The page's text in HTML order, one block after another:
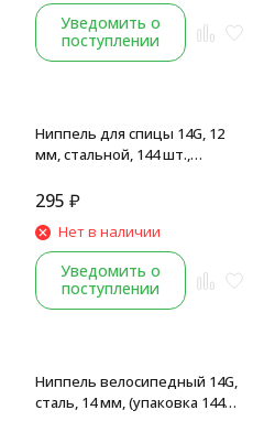
Уведомить о
поступлении
Ниппель для спицы 14G, 12
мм, стальной, 144 шт.,
295 ₽
Нет в наличии
Уведомить о
поступлении
Ниппель велосипедный 14G,
сталь, 14 мм, (упаковка 144